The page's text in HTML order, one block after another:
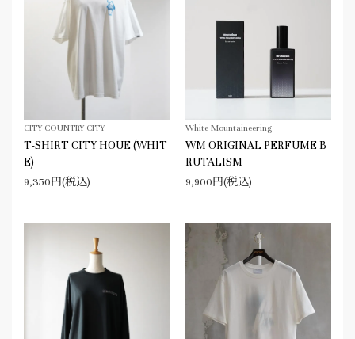
CITY COUNTRY CITY
T-SHIRT CITY HOUE (WHIT
E)
9,350円(税込)
White Mountaineering
WM ORIGINAL PERFUME B
RUTALISM
9,900円(税込)